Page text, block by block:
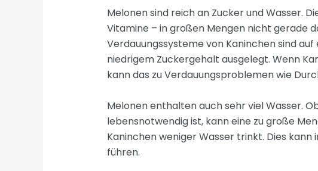
Melonen sind reich an Zucker und Wasser.
Vitamine – in großen Mengen nicht gerade
Verdauungssysteme von Kaninchen sind
niedrigem Zuckergehalt ausgelegt. Wenn
kann das zu Verdauungsproblemen wie
Melonen enthalten auch sehr viel Wasser.
lebensnotwendig ist, kann eine zu große
Kaninchen weniger Wasser trinkt. Dies
führen.